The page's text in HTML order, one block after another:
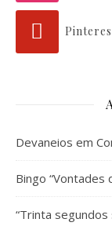
Devaneios em
Bingo “Vontades
“Trinta